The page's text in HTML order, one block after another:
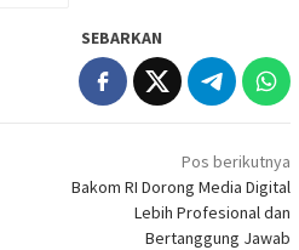
SEBARKAN
Pos berikutnya
Bakom RI Dorong Media Digital
Lebih Profesional dan
Bertanggung Jawab